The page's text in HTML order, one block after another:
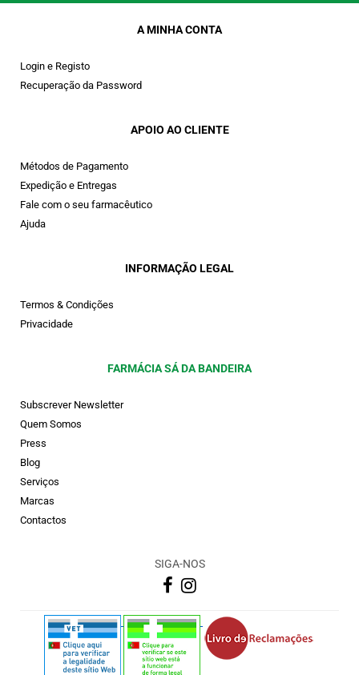
A MINHA CONTA
Login e Registo
Recuperação da Password
APOIO AO CLIENTE
Métodos de Pagamento
Expedição e Entregas
Fale com o seu farmacêutico
Ajuda
INFORMAÇÃO LEGAL
Termos & Condições
Privacidade
FARMÁCIA SÁ DA BANDEIRA
Subscrever Newsletter
Quem Somos
Press
Blog
Serviços
Marcas
Contactos
SIGA-NOS